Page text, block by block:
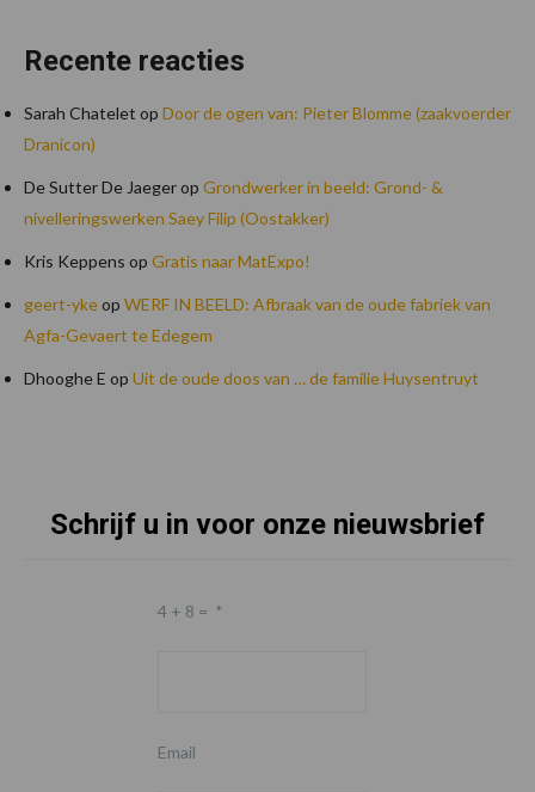
Recente reacties
Sarah Chatelet op Door de ogen van: Pieter Blomme (zaakvoerder
Dranicon)
De Sutter De Jaegerop Grondwerker in beeld: Grond- &
nivelleringswerken Saey Filip (Oostakker)
Kris Keppens op Gratis naar MatExpo!
geert-ykeop WERF IN BEELD: Afbraak van de oude fabriek van
Agfa-Gevaert te Edegem
Dhooghe E op Uit de oude doos van … de familie Huysentruyt
FooterSchrijf u in voor onze nieuwsbrief
4 + 8 = *
Email